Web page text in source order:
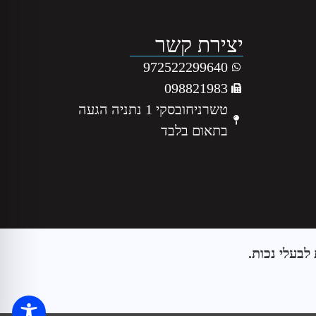
יצירת קשר
972522299640
098821983
טשרניחובסקי 1 נתניה הגעה
בתאום בלבד
נכות.